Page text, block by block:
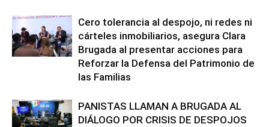
Cero tolerancia al despojo, ni redes ni
cárteles inmobiliarios, asegura Clara
Brugada al presentar acciones para
Reforzar la Defensa del Patrimonio de
las Familias
PANISTAS LLAMAN A BRUGADA AL
DIÁLOGO POR CRISIS DE DESPOJOS